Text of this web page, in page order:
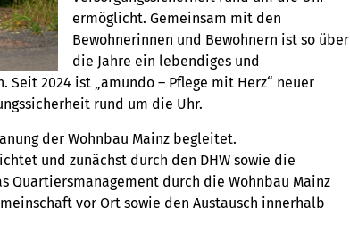
ermöglicht. Gemeinsam mit den
Bewohnerinnen und Bewohnern ist so über
die Jahre ein lebendiges und
2024 ist „amundo – Pflege mit Herz“ neuer
rund um die Uhr.
der Wohnbau Mainz begleitet.
und zunächst durch den DHW sowie die
Quartiersmanagement durch die Wohnbau Mainz
vor Ort sowie den Austausch innerhalb